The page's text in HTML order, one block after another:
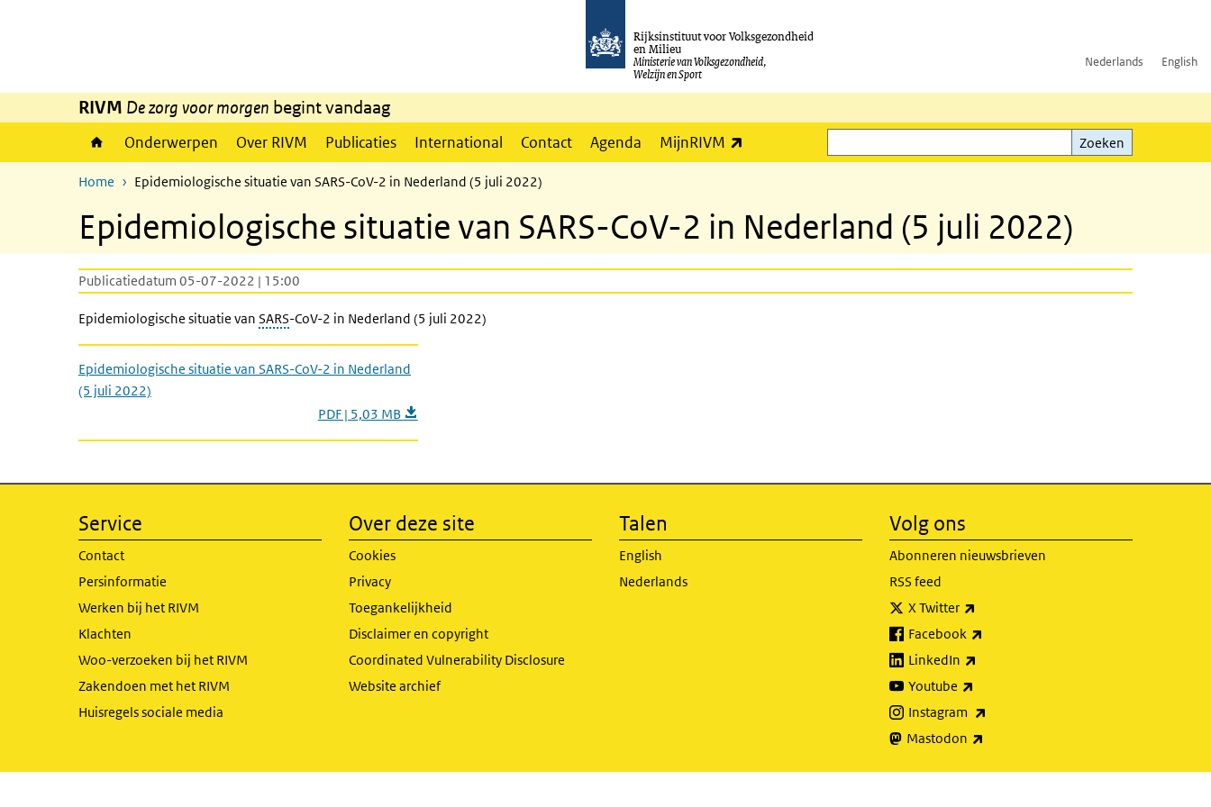
Rijksinstituut voor Volksgezondheid
en Milieu
Ministerie van Volksgezondheid,
Welzijn en Sport
Nederlands English
RIVM De zorg voor morgen begint vandaag
Onderwerpen Over RIVM Publicaties International Contact Agenda MijnRIVM
Zoeken
Zoeken
Home Epidemiologische situatie van SARS-CoV-2 in Nederland (5 juli 2022)
Epidemiologische situatie van SARS-CoV-2 in Nederland (5 juli 2022)
Publicatiedatum 05-07-2022 | 15:00
Epidemiologische situatie van SARS-CoV-2 in Nederland (5 juli 2022)
Epidemiologische situatie van SARS-CoV-2 in Nederland
(5 juli 2022)
PDF | 5,03 MB
Service
Contact
Persinformatie
Werken bij het RIVM
Klachten
Woo-verzoeken bij het RIVM
Zakendoen met het RIVM
Huisregels sociale media
Over deze site
Cookies
Privacy
Toegankelijkheid
Disclaimer en copyright
Coordinated Vulnerability Disclosure
Website archief
Talen
English
Nederlands
Volg ons
Abonneren nieuwsbrieven
RSS feed
X Twitter
Facebook
LinkedIn
Youtube
Instagram
Mastodon